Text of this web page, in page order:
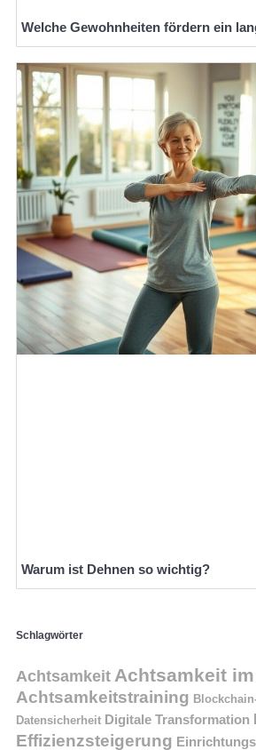
Welche Gewohnheiten fördern ein
Warum ist Dehnen so wichtig?
Schlagwörter
Achtsamkeit Achtsamkeit
Achtsamkeitstraining
Datensicherheit Digitale Transformation
Effizienzsteigerung